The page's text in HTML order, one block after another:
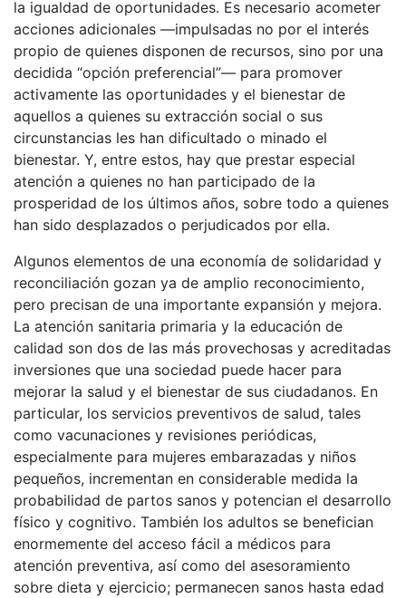
la igualdad de oportunidades. Es necesario acometer
acciones adicionales —impulsadas no por el interés
propio de quienes disponen de recursos, sino por una
decidida “opción preferencial”— para promover
activamente las oportunidades y el bienestar de
aquellos a quienes su extracción social o sus
circunstancias les han dificultado o minado el
bienestar. Y, entre estos, hay que prestar especial
atención a quienes no han participado de la
prosperidad de los últimos años, sobre todo a quienes
han sido desplazados o perjudicados por ella.
Algunos elementos de una economía de solidaridad y
reconciliación gozan ya de amplio reconocimiento,
pero precisan de una importante expansión y mejora.
La atención sanitaria primaria y la educación de
calidad son dos de las más provechosas y acreditadas
inversiones que una sociedad puede hacer para
mejorar la salud y el bienestar de sus ciudadanos. En
particular, los servicios preventivos de salud, tales
como vacunaciones y revisiones periódicas,
especialmente para mujeres embarazadas y niños
pequeños, incrementan en considerable medida la
probabilidad de partos sanos y potencian el desarrollo
físico y cognitivo. También los adultos se benefician
enormemente del acceso fácil a médicos para
atención preventiva, así como del asesoramiento
sobre dieta y ejercicio; permanecen sanos hasta edad